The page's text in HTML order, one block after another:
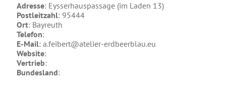
Händlersuche
Farbkarten
Seminare & Veranstaltungen
Anleitungen
Adresse: Eysserhauspassage (im Laden 13)
Postleitzahl: 95444
Ort: Bayreuth
Telefon:
E-Mail: a.feibert@atelier-erdbeerblau.eu
Website:
Vertrieb:
Bundesland: